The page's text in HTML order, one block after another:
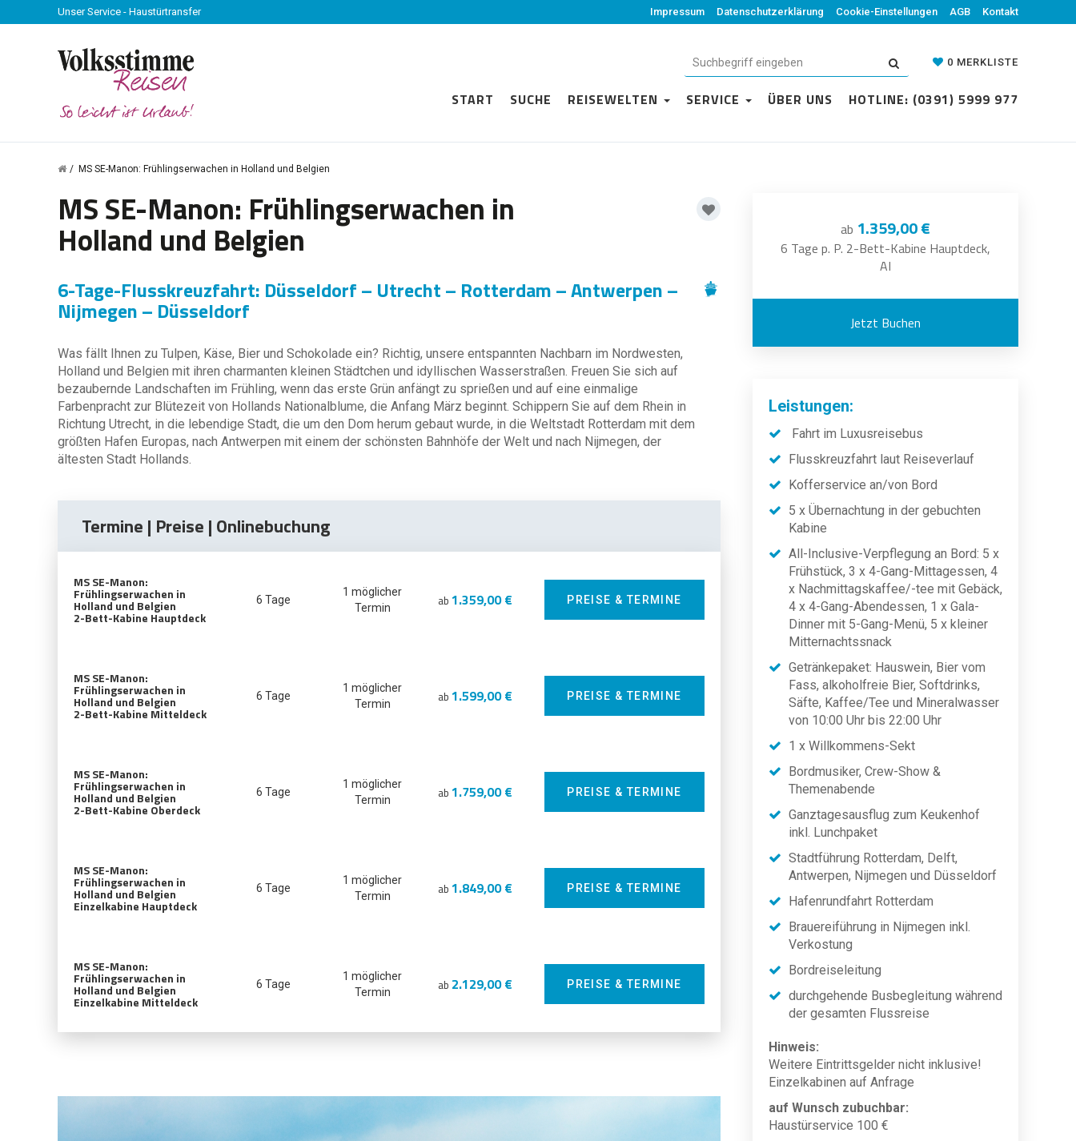
Unser Service - Haustürtransfer Impressum Datenschutzerklärung Cookie-Einstellungen AGB Kontakt
0 MERKLISTE
START SUCHE REISEWELTEN SERVICE ÜBER UNS HOTLINE: (0391) 5999 977
MS SE-Manon: Frühlingserwachen in Holland und Belgien
MS SE-Manon: Frühlingserwachen in
Holland und Belgien
6-Tage-Flusskreuzfahrt: Düsseldorf – Utrecht – Rotterdam – Antwerpen –
Nijmegen – Düsseldorf
Was fällt Ihnen zu Tulpen, Käse, Bier und Schokolade ein? Richtig, unsere entspannten Nachbarn im Nordwesten,
Holland und Belgien mit ihren charmanten kleinen Städtchen und idyllischen Wasserstraßen. Freuen Sie sich auf
bezaubernde Landschaften im Frühling, wenn das erste Grün anfängt zu sprießen und auf eine einmalige
Farbenpracht zur Blütezeit von Hollands Nationalblume, die Anfang März beginnt. Schippern Sie auf dem Rhein in
Richtung Utrecht, in die lebendige Stadt, die um den Dom herum gebaut wurde, in die Weltstadt Rotterdam mit dem
größten Hafen Europas, nach Antwerpen mit einem der schönsten Bahnhöfe der Welt und nach Nijmegen, der
ältesten Stadt Hollands.
Termine | Preise | Onlinebuchung
MS SE-Manon:
Frühlingserwachen in
Holland und Belgien
2-Bett-Kabine Hauptdeck
6 Tage
1 möglicher
Termin
ab 1.359,00 € PREISE & TERMINE
MS SE-Manon:
Frühlingserwachen in
Holland und Belgien
2-Bett-Kabine Mitteldeck
6 Tage
1 möglicher
Termin
ab 1.599,00 € PREISE & TERMINE
MS SE-Manon:
Frühlingserwachen in
Holland und Belgien
2-Bett-Kabine Oberdeck
6 Tage
1 möglicher
Termin
ab 1.759,00 € PREISE & TERMINE
MS SE-Manon:
Frühlingserwachen in
Holland und Belgien
Einzelkabine Hauptdeck
6 Tage
1 möglicher
Termin
ab 1.849,00 € PREISE & TERMINE
MS SE-Manon:
Frühlingserwachen in
Holland und Belgien
Einzelkabine Mitteldeck
6 Tage
1 möglicher
Termin
ab 2.129,00 € PREISE & TERMINE
ab 1.359,00 €
6 Tage p. P. 2-Bett-Kabine Hauptdeck,
AI
Jetzt Buchen
Leistungen:
Fahrt im Luxusreisebus
Flusskreuzfahrt laut Reiseverlauf
Kofferservice an/von Bord
5 x Übernachtung in der gebuchten
Kabine
All-Inclusive-Verpflegung an Bord: 5 x
Frühstück, 3 x 4-Gang-Mittagessen, 4
x Nachmittagskaffee/-tee mit Gebäck,
4 x 4-Gang-Abendessen, 1 x Gala-
Dinner mit 5-Gang-Menü, 5 x kleiner
Mitternachtssnack
Getränkepaket: Hauswein, Bier vom
Fass, alkoholfreie Bier, Softdrinks,
Säfte, Kaffee/Tee und Mineralwasser
von 10:00 Uhr bis 22:00 Uhr
1 x Willkommens-Sekt
Bordmusiker, Crew-Show &
Themenabende
Ganztagesausflug zum Keukenhof
inkl. Lunchpaket
Stadtführung Rotterdam, Delft,
Antwerpen, Nijmegen und Düsseldorf
Hafenrundfahrt Rotterdam
Brauereiführung in Nijmegen inkl.
Verkostung
Bordreiseleitung
durchgehende Busbegleitung während
der gesamten Flussreise
Hinweis:
Weitere Eintrittsgelder nicht inklusive!
Einzelkabinen auf Anfrage
auf Wunsch zubuchbar:
Haustürservice 100 €